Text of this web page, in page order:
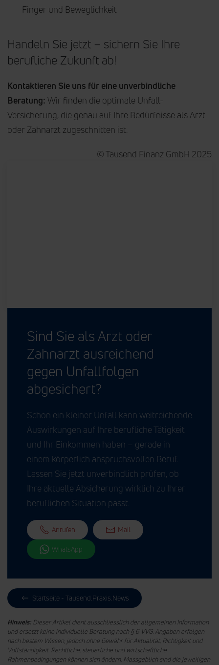
Finger und Beweglichkeit
Handeln Sie jetzt – sichern Sie Ihre
berufliche Zukunft ab!
Kontaktieren Sie uns für eine unverbindliche
Beratung: Wir finden die optimale Unfall-
Versicherung, die genau auf Ihre Bedürfnisse als Arzt
oder Zahnarzt zugeschnitten ist.
© Tausend Finanz GmbH 2025
Sind Sie als Arzt oder
Zahnarzt ausreichend
gegen Unfallfolgen
abgesichert?
Schon ein kleiner Unfall kann weitreichende
Auswirkungen auf Ihre berufliche Tätigkeit
und Ihr Einkommen haben – gerade in
einem körperlich anspruchsvollen Beruf.
Lassen Sie jetzt unverbindlich prüfen, ob
Ihre aktuelle Absicherung wirklich zu Ihrer
beruflichen Situation passt.
Anrufen Mail
WhatsApp
Startseite - Tausend.Praxis.News
Hinweis: Dieser Artikel dient ausschliesslich der allgemeinen Information
und ersetzt keine individuelle Beratung nach § 6 VVG. Angaben erfolgen
nach bestem Wissen, jedoch ohne Gewähr für Aktualität, Richtigkeit und
Vollständigkeit. Rechtliche, steuerliche und wirtschaftliche
Rahmenbedingungen können sich ändern. Massgeblich sind die jeweiligen